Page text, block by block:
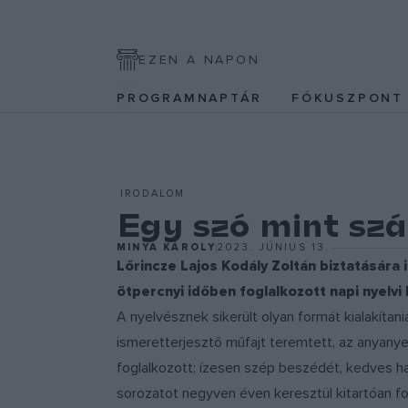
EZEN A NAPON
PROGRAMNAPTÁR FÓKUSZPONT
IRODALOM
Egy szó mint
MINYA KÁROLY2023. JÚNIUS 13.
Lőrincze Lajos Kodály Zoltán biztatására
ötpercnyi időben foglalkozott napi
A nyelvésznek sikerült olyan formát
ismeretterjesztő műfajt teremtett, az
foglalkozott; ízesen szép beszédét, kedves
sorozatot negyven éven keresztül kitartóan